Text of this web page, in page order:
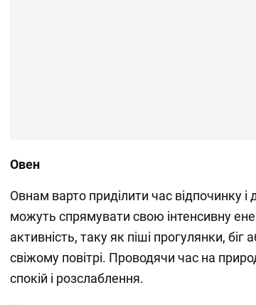
Овен
Овнам варто приділити час відпочинку і
можуть спрямувати свою інтенсивну
активність, таку як піші прогулянки, біг
свіжому повітрі. Проводячи час на
спокій і розслаблення.